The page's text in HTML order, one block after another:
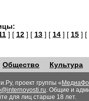
] [ 12 ] [ 13 ] [ 14 ] [ 15 ] [
Общество Культура
проект группы «
. Общие и
для лиц старше 18 лет.